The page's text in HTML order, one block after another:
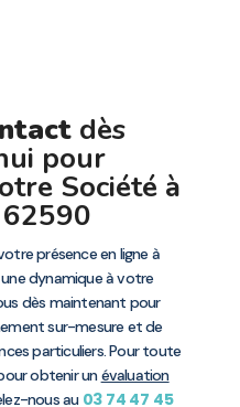
dès
pour
Société à
présence en ligne à
dynamique à votre
dès maintenant pour
sur-mesure et de
particuliers. Pour toute
obtenir unévaluation
nous au 03 74 47 45